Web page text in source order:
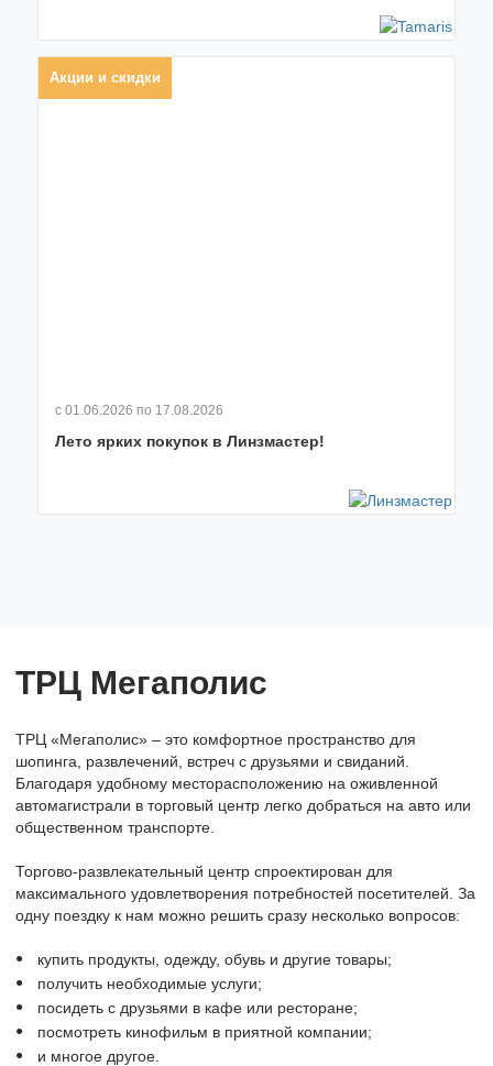
Акции и скидки
с 01.06.2026 по 17.08.2026
Лето ярких покупок в Линзмастер!
ТРЦ Мегаполис
ТРЦ «Мегаполис» – это комфортное пространство для
шопинга, развлечений, встреч с друзьями и свиданий.
Благодаря удобному месторасположению на оживленной
автомагистрали в торговый центр легко добраться на авто или
общественном транспорте.
Торгово-развлекательный центр спроектирован для
максимального удовлетворения потребностей посетителей. За
одну поездку к нам можно решить сразу несколько вопросов:
купить продукты, одежду, обувь и другие товары;
получить необходимые услуги;
посидеть с друзьями в кафе или ресторане;
посмотреть кинофильм в приятной компании;
и многое другое.